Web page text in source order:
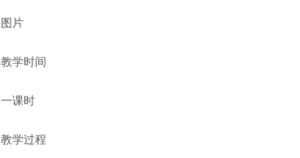
图片
教学时间
一课时
教学过程